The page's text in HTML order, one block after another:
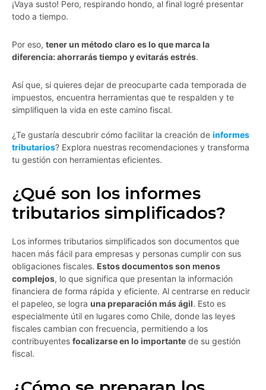
¡Vaya susto! Pero, respirando hondo, al final logré presentar
todo a tiempo.
Por eso, tener un método claro es lo que marca la
diferencia: ahorrarás tiempo y evitarás estrés.
Así que, si quieres dejar de preocuparte cada temporada de
impuestos, encuentra herramientas que te respalden y te
simplifiquen la vida en este camino fiscal.
¿Te gustaría descubrir cómo facilitar la creación de informes
tributarios? Explora nuestras recomendaciones y transforma
tu gestión con herramientas eficientes.
¿Qué son los informes
tributarios simplificados?
Los informes tributarios simplificados son documentos que
hacen más fácil para empresas y personas cumplir con sus
obligaciones fiscales. Estos documentos son menos
complejos, lo que significa que presentan la información
financiera de forma rápida y eficiente. Al centrarse en reducir
el papeleo, se logra una preparación más ágil. Esto es
especialmente útil en lugares como Chile, donde las leyes
fiscales cambian con frecuencia, permitiendo a los
contribuyentes focalizarse en lo importante de su gestión
fiscal.